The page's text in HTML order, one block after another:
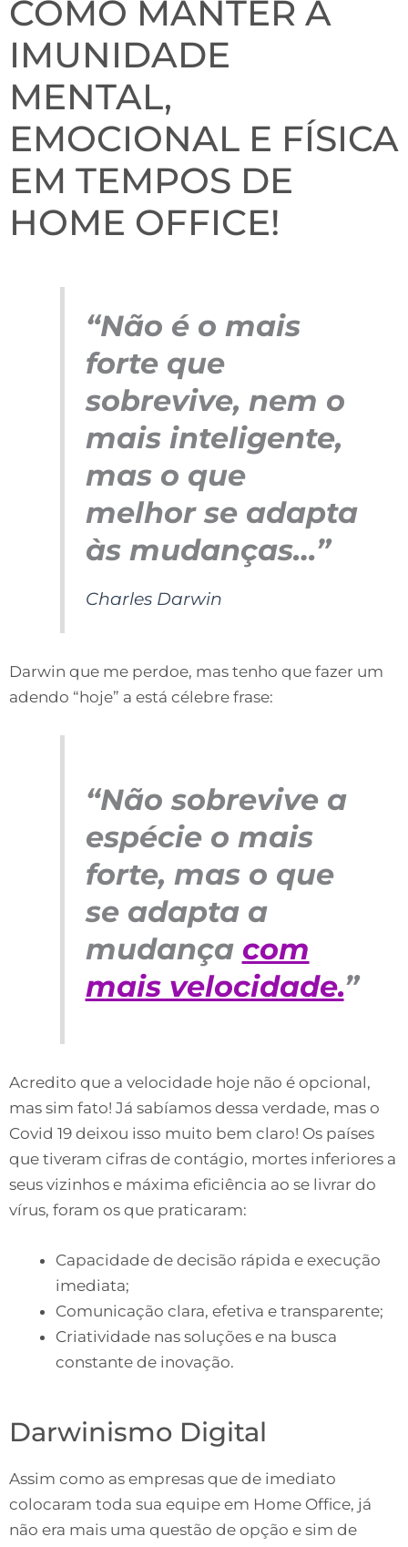
COMO MANTER A
IMUNIDADE
MENTAL,
EMOCIONAL E FÍSICA
EM TEMPOS DE
HOME OFFICE!
“Não é o mais
forte que
sobrevive, nem o
mais inteligente,
mas o que
melhor se adapta
às mudanças…”
Charles Darwin
Darwin que me perdoe, mas tenho que fazer um
adendo “hoje” a está célebre frase:
“Não sobrevive a
espécie o mais
forte, mas o que
se adapta a
mudança com
mais velocidade.”
Acredito que a velocidade hoje não é opcional,
mas sim fato! Já sabíamos dessa verdade, mas o
Covid 19 deixou isso muito bem claro! Os países
que tiveram cifras de contágio, mortes inferiores a
seus vizinhos e máxima eficiência ao se livrar do
vírus, foram os que praticaram:
Capacidade de decisão rápida e execução
imediata;
Comunicação clara, efetiva e transparente;
Criatividade nas soluções e na busca
constante de inovação.
Darwinismo Digital
Assim como as empresas que de imediato
colocaram toda sua equipe em Home Office, já
não era mais uma questão de opção e sim de